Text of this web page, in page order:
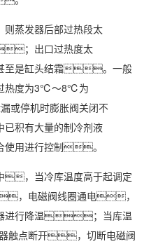
发器后部过热段太
；出口过热度太
至是缸头结霜。一般
热度为3℃～8℃为
停机时膨胀阀关闭不
积有大量的制冷剂液
使用进行控制。
，当冷库温度高于起调定
，电磁阀线圈通电，
进行降温；当库温
触点断开，切断电磁阀